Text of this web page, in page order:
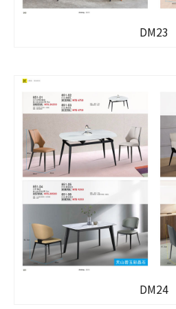
DM23
DM24